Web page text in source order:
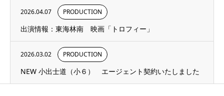
2026.04.07 PRODUCTION
出演情報：東海林南 映画「トロフィー」
2026.03.02 PRODUCTION
NEW 小出士道（小６） エージェント契約いたしました